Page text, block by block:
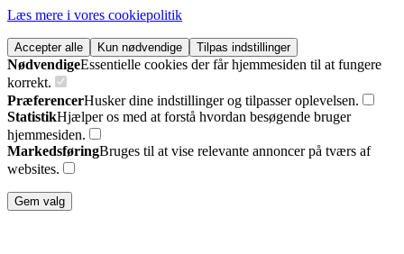
Læs mere i vores cookiepolitik
Accepter alle Kun nødvendige Tilpas indstillinger
NødvendigeEssentielle cookies der får hjemmesiden til at fungere
korrekt.
PræferencerHusker dine indstillinger og tilpasser oplevelsen.
StatistikHjælper os med at forstå hvordan besøgende bruger
hjemmesiden.
MarkedsføringBruges til at vise relevante annoncer på tværs af
websites.
Gem valg